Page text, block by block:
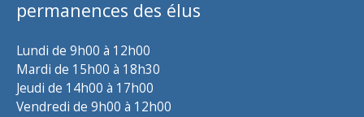
permanences des élus
Lundi de 9h00 à 12h00
Mardi de 15h00 à 18h30
Jeudi de 14h00 à 17h00
Vendredi de 9h00 à 12h00